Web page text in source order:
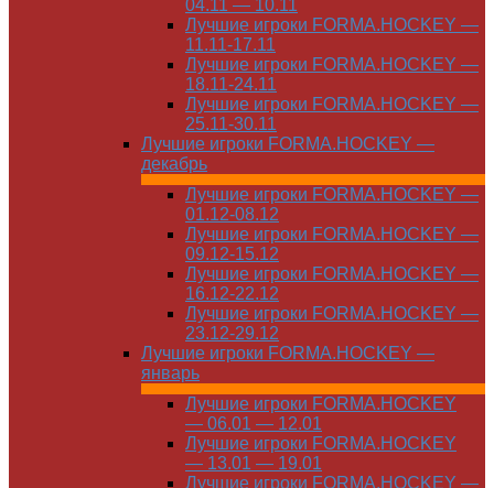
04.11 — 10.11
Лучшие игроки FORMA.HOCKEY —
11.11-17.11
Лучшие игроки FORMA.HOCKEY —
18.11-24.11
Лучшие игроки FORMA.HOCKEY —
25.11-30.11
Лучшие игроки FORMA.HOCKEY —
декабрь
Лучшие игроки FORMA.HOCKEY —
01.12-08.12
Лучшие игроки FORMA.HOCKEY —
09.12-15.12
Лучшие игроки FORMA.HOCKEY —
16.12-22.12
Лучшие игроки FORMA.HOCKEY —
23.12-29.12
Лучшие игроки FORMA.HOCKEY —
январь
Лучшие игроки FORMA.HOCKEY
— 06.01 — 12.01
Лучшие игроки FORMA.HOCKEY
— 13.01 — 19.01
Лучшие игроки FORMA.HOCKEY —